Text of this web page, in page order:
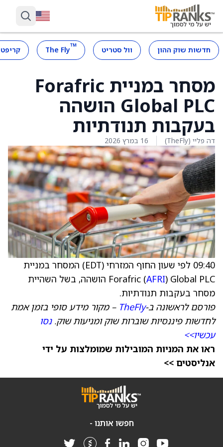
חדשות שוק ההון וול סטריט ™
The Fly
מסחר במניית Forafric
Global PLC הושהה
בעקבות תנודתיות
דה פליי (TheFly) 16 במרץ 2026
09:40 לפי שעון החוף המזרחי (EDT) המסחר במניית
Forafric (AFRI
) Global PLC הושהה, בשל השהיית
מסחר בעקבות תנודתיות.
פורסם לראשונה ב-TheFly – מקור מידע סופי בזמן אמת
לחדשות פיננסיות שוברות שוק ומניעות שוק.נסו
עכשיו>>
ראו את המניות המובילות שמומלצות על ידי
אנליסטים >>
חפשו אותנו -